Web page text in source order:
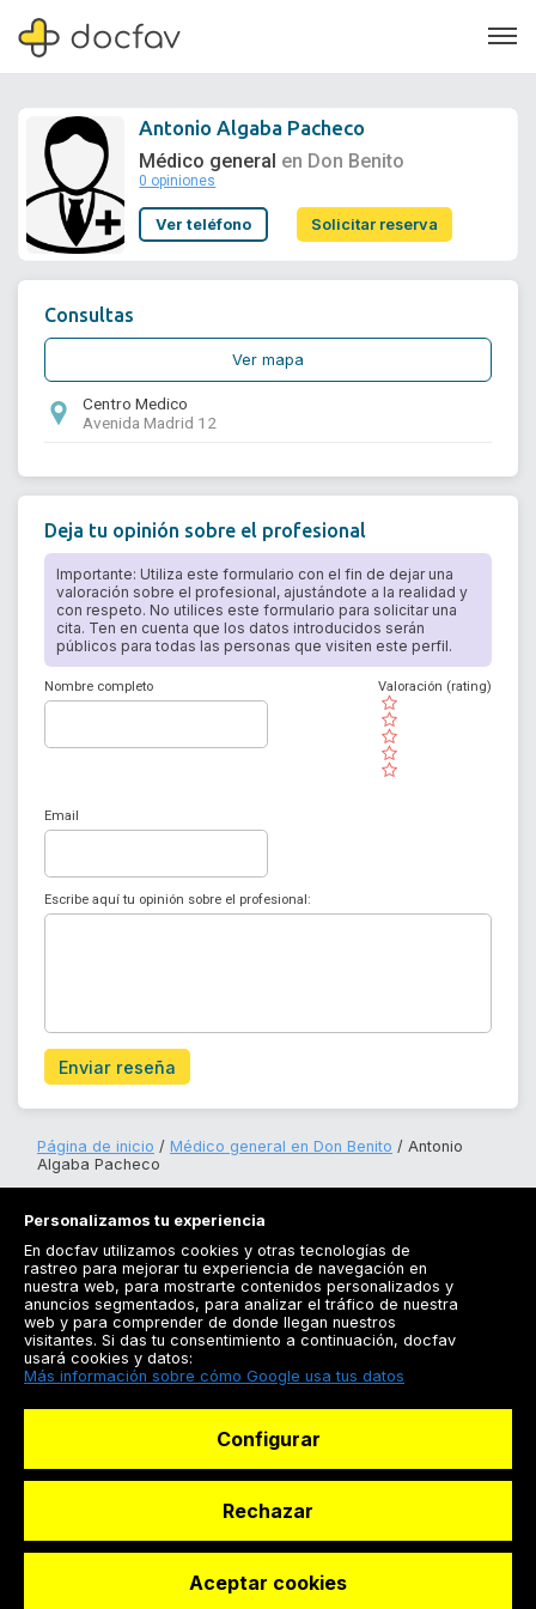
Soporte
Antonio Algaba Pacheco
Médico general en Don Benito
0 opiniones
Ver teléfono Solicitar reserva
Consultas
Ver mapa
Centro Medico
Avenida Madrid 12
Deja tu opinión sobre el profesional
Importante: Utiliza este formulario con el fin de dejar una
valoración sobre el profesional, ajustándote a la realidad y
con respeto. No utilices este formulario para solicitar una
cita. Ten en cuenta que los datos introducidos serán
públicos para todas las personas que visiten este perfil.
Nombre completo
( )
( )
( )
( )
( )
Valoración (rating)
Email
Escribe aquí tu opinión sobre el profesional:
Enviar reseña
Página de inicio Médico general en Don Benito
Antonio
Algaba Pacheco
Registrarse
Docfav
© Dashboard Technologies S.L
Personalizamos tu experiencia
En docfav utilizamos cookies y otras tecnologías de
rastreo para mejorar tu experiencia de navegación en
nuestra web, para mostrarte contenidos personalizados y
anuncios segmentados, para analizar el tráfico de nuestra
web y para comprender de donde llegan nuestros
visitantes. Si das tu consentimiento a continuación, docfav
usará cookies y datos:
Más información sobre cómo Google usa tus datos
Configurar
Rechazar
Aceptar cookies